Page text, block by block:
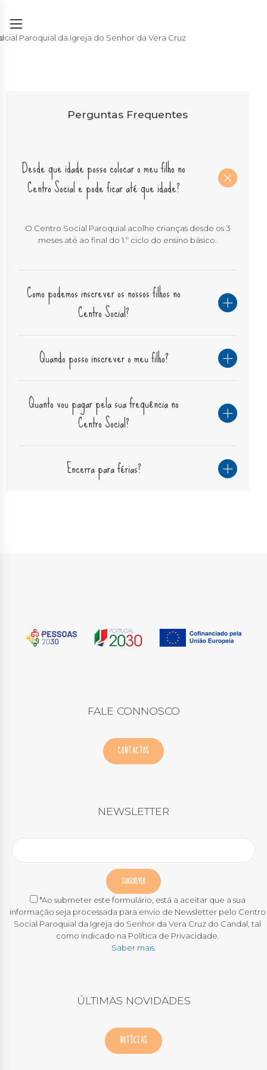
Perguntas Frequentes
Desde que idade posso colocar o meu filho no
Centro Social e pode ficar até que idade?
O Centro Social Paroquial acolhe crianças desde os 3
meses até ao final do 1.º ciclo do ensino básico.
Como podemos inscrever os nossos filhos no
Centro Social?
Quando posso inscrever o meu filho?
Quanto vou pagar pela sua frequência no
Centro Social?
Encerra para férias?
FALE CONNOSCO
CONTACTOS
NEWSLETTER
*Ao submeter este formulário, está a aceitar que a sua
informação seja processada para envio de Newsletter pelo Centro
Social Paroquial da Igreja do Senhor da Vera Cruz do Candal, tal
como indicado na Política de Privacidade.
Saber mais.
ÚLTIMAS NOVIDADES
NOTÍCIAS